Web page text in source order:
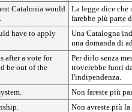
Catalonia would
La legge dice che
farebbe più parte
have to apply
Una Catalogna
una domanda di
after a vote for
be out of the
Per dirlo senza
troverebbe fuori
l'indipendenza.
Non fareste più
Non avreste più